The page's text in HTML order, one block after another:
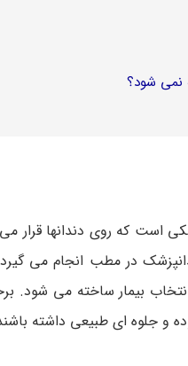
نمی شود؟
است که روی دندانها قرار
در مطب انجام می‌
بیمار ساخته می‌ شود.
و جلوه‌ ای طبیعی داشته